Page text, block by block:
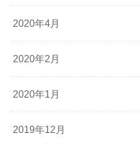
2020年4月
2020年2月
2020年1月
2019年12月